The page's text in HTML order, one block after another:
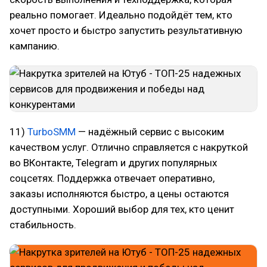
реально помогает. Идеально подойдёт тем, кто
хочет просто и быстро запустить результативную
кампанию.
11) TurboSMM — надёжный сервис с высоким
качеством услуг. Отлично справляется с накруткой
во ВКонтакте, Telegram и других популярных
соцсетях. Поддержка отвечает оперативно,
заказы исполняются быстро, а цены остаются
доступными. Хороший выбор для тех, кто ценит
стабильность.